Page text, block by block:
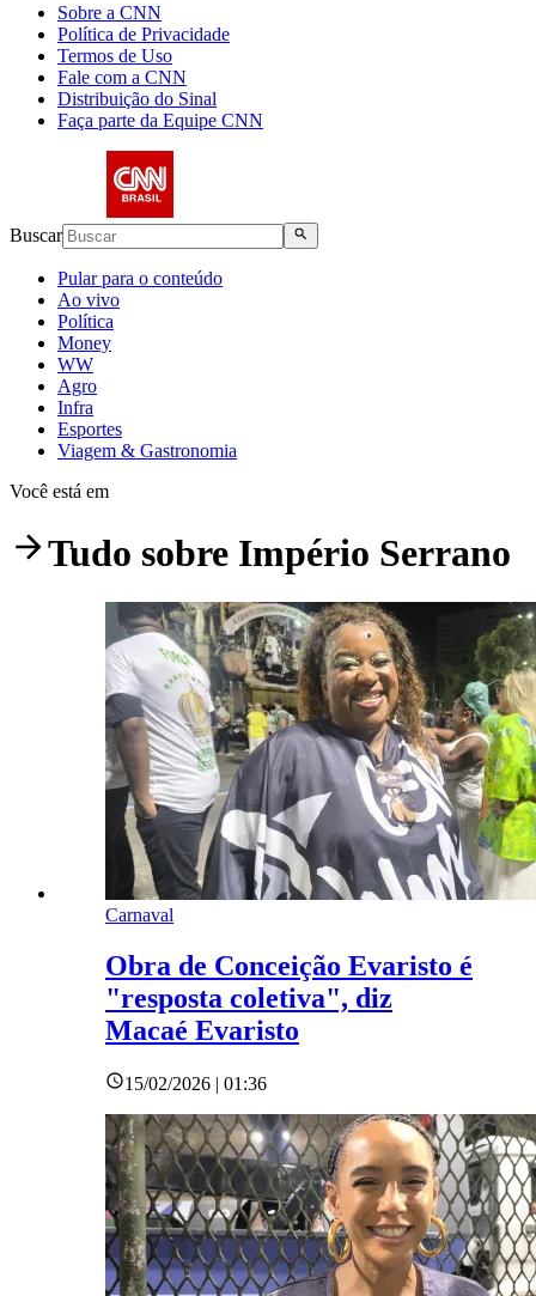
Sobre a CNN
Política de Privacidade
Termos de Uso
Fale com a CNN
Distribuição do Sinal
Faça parte da Equipe CNN
Buscar
Pular para o conteúdo
Ao vivo
Política
Money
WW
Agro
Infra
Esportes
Viagem & Gastronomia
Você está em
Tudo sobre Império Serrano
Carnaval
Obra de Conceição Evaristo é
"resposta coletiva", diz
Macaé Evaristo
15/02/2026 | 01:36